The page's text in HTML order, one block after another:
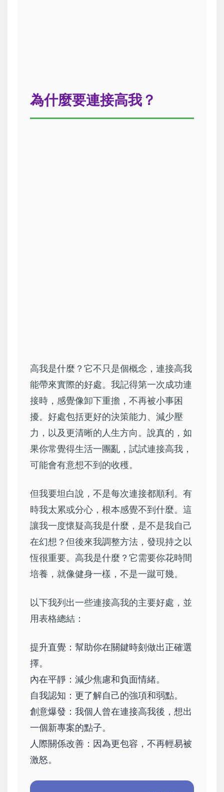
為什麼要連接高我？
高我是什麼？它不只是個概念，連接高我
能帶來實際的好處。我記得第一次成功連
接時，感覺像卸下重擔，不再被小事困
擾。好處包括更好的決策能力、減少壓
力，以及更清晰的人生方向。說真的，如
果你常覺得生活一團亂，試試連接高我，
可能會有意想不到的收穫。
但我要坦白說，不是每次連接都順利。有
時我太累或分心，根本感覺不到什麼。這
讓我一度懷疑高我是什麼，是不是我自己
在幻想？但後來我調整方法，發現持之以
恆很重要。高我是什麼？它需要你花時間
培養，就像健身一樣，不是一蹴可幾。
以下我列出一些連接高我的主要好處，並
用表格總結：
提升直覺：幫助你在關鍵時刻做出正確選
擇。
內在平靜：減少焦慮和負面情緒。
自我認知：更了解自己的強項和弱點。
創意爆發：我個人曾在連接高我後，想出
一個新專案的點子。
人際關係改善：因為更包容，不再輕易被
激怒。